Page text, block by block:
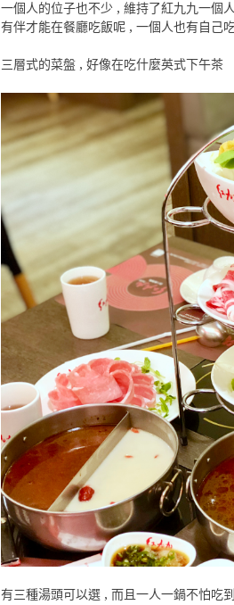
一個人的位子也不少 , 維持了紅九九一個
有伴才能在餐廳吃飯呢 , 一個人也有自己
三層式的菜盤 , 好像在吃什麼英式下午茶
有三種湯頭可以選 , 而且一人一鍋不怕吃